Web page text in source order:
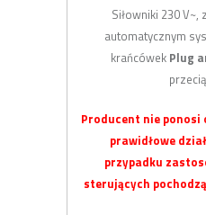
Siłowniki 230
automatycznym
krańcówek Plug
Producent nie
prawidłowe
przypadku
sterujących